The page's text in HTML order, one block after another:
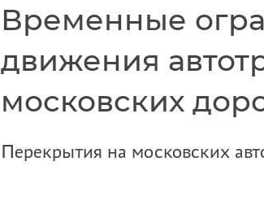
Временные
движения
московских
Перекрытия на московских